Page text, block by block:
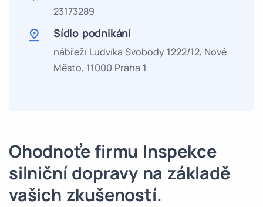
23173289
Sídlo podnikání
nábřeží Ludvíka Svobody 1222/12, Nové
Město, 11000 Praha 1
Ohodnoťe firmu Inspekce
silniční dopravy na základě
vašich zkušeností.